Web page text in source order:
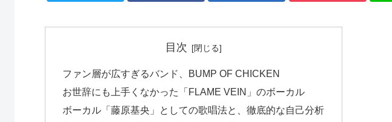
目次
ファン層が広すぎるバンド、BUMP OF CHICKEN
お世辞にも上手くなかった「FLAME VEIN」のボーカル
ボーカル「藤原基央」としての歌唱法と、徹底的な自己分析